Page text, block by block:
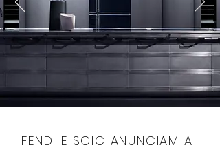
FENDI E SCIC ANUNCIAM A